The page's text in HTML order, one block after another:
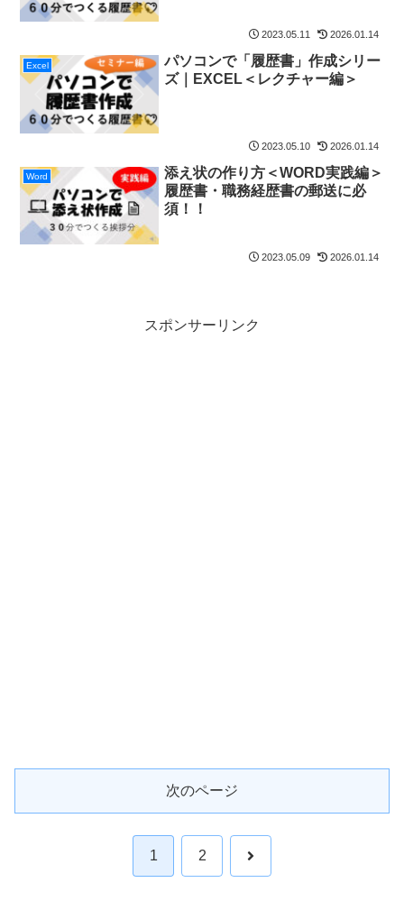
2023.05.11 2026.01.14
Excel
パソコンで「履歴書」作成シリー
ズ｜EXCEL＜レクチャー編＞
2023.05.10 2026.01.14
Word
添え状の作り方＜WORD実践編＞
履歴書・職務経歴書の郵送に必
須！！
2023.05.09 2026.01.14
スポンサーリンク
次のページ
1 2 次